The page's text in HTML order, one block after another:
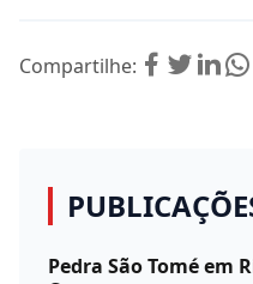
Compartilhe:
Pedra São Tomé em